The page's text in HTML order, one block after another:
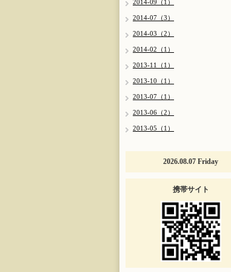
2014-09（1）
2014-07（3）
2014-03（2）
2014-02（1）
2013-11（1）
2013-10（1）
2013-07（1）
2013-06（2）
2013-05（1）
2026.08.07 Friday
携帯サイト